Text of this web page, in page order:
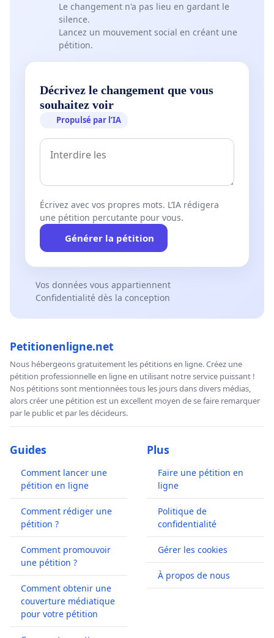
Le changement n'a pas lieu en gardant le
silence.
Lancez un mouvement social en créant une
pétition.
Décrivez le changement que vous
souhaitez voir
Propulsé par l’IA
Écrivez avec vos propres mots. L’IA rédigera
une pétition percutante pour vous.
Générer la pétition
Vos données vous appartiennent
Confidentialité dès la conception
Petitionenligne.net
Nous hébergeons gratuitement les pétitions en ligne. Créez une
pétition professionnelle en ligne en utilisant notre service puissant !
Nos pétitions sont mentionnées tous les jours dans divers médias,
alors créer une pétition est un excellent moyen de se faire remarquer
par le public et par les décideurs.
Guides
Comment lancer une
pétition en ligne
Comment rédiger une
pétition ?
Comment promouvoir
une pétition ?
Comment obtenir une
couverture médiatique
pour votre pétition
Plus
Faire une pétition en
ligne
Politique de
confidentialité
Gérer les cookies
À propos de nous